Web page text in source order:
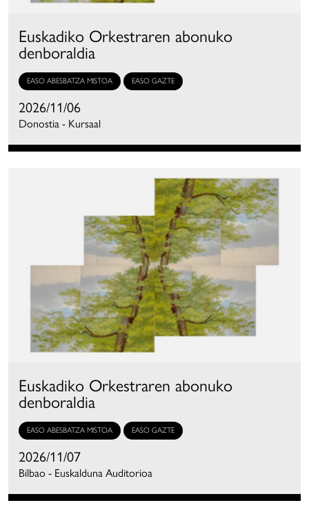
Euskadiko Orkestraren abonuko
denboraldia
EASO ABESBATZA MISTOA EASO GAZTE
2026/11/06
Donostia - Kursaal
Euskadiko Orkestraren abonuko
denboraldia
EASO ABESBATZA MISTOA EASO GAZTE
2026/11/07
Bilbao - Euskalduna Auditorioa